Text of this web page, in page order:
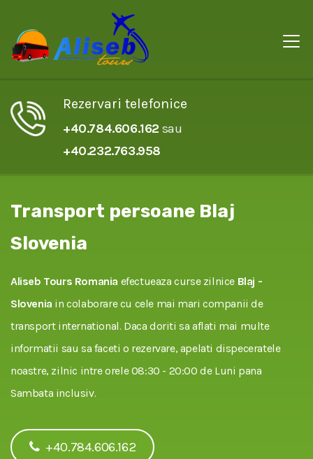
Rezervari telefonice
+40.784.606.162 sau
+40.232.763.958
Transport persoane Blaj
Slovenia
Aliseb Tours Romania efectueaza curse zilnice Blaj -
Slovenia in colaborare cu cele mai mari companii de
transport international. Daca doriti sa aflati mai multe
informatii sau sa faceti o rezervare, apelati dispeceratele
noastre, zilnic intre orele 08:30 - 20:00 de Luni pana
Sambata inclusiv.
+40.784.606.162